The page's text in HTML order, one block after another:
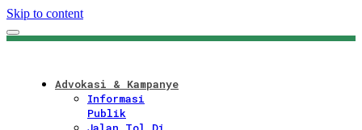
Skip to content
Advokasi & Kampanye
Informasi
Publik